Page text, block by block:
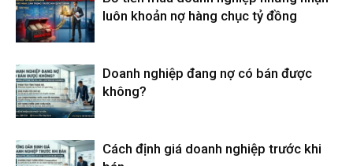
luôn khoản nợ hàng chục tỷ đồng
Doanh nghiệp đang nợ có bán được
không?
Cách định giá doanh nghiệp trước khi